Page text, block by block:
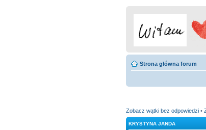
Strona główna forum
Zobacz wątki bez odpowiedzi •
KRYSTYNA JANDA